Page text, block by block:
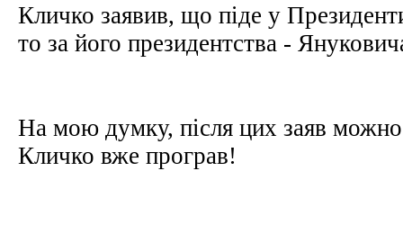
Кличко заявив, що піде у
то за його президентства -
На мою думку, після цих заяв
Кличко вже програв!